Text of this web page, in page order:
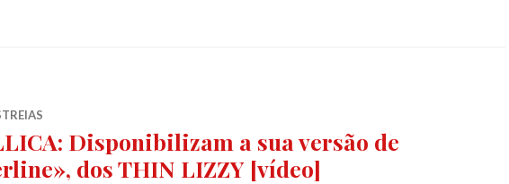
Disponibilizam a sua versão de
dos THIN LIZZY [vídeo]